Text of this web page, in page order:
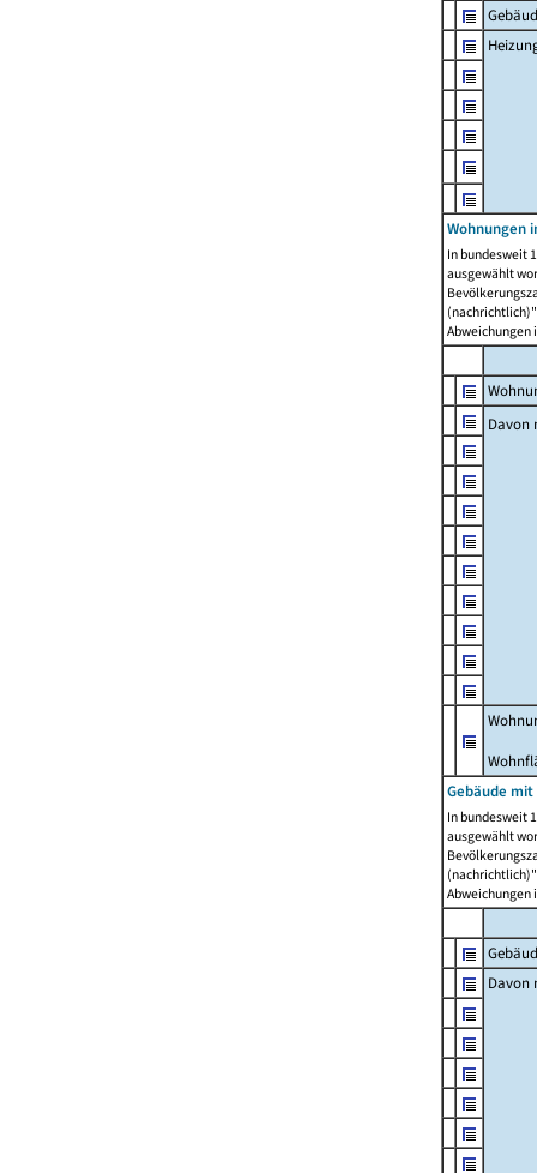
Wohnungen
In bundesweit
ausgewählt
Abweichungen
Davon
Gebäude
In bundesweit
ausgewählt
Abweichungen
Davon